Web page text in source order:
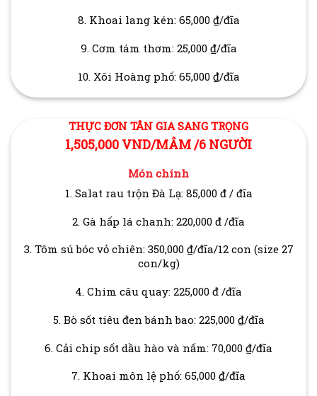
8. Khoai lang kén: 65,000 ₫/đĩa
9. Cơm tám thơm: 25,000 ₫/đĩa
10. Xôi Hoàng phố: 65,000 ₫/đĩa
THỰC ĐƠN TÂN GIA SANG TRỌNG
1,505,000 VND/MÂM /6 NGƯỜI
Món chính
1. Salat rau trộn Đà Lạ: 85,000 đ / đĩa
2. Gà hấp lá chanh: 220,000 đ /đĩa
3. Tôm sú bóc vỏ chiên: 350,000 ₫/đĩa/12 con (size 27
con/kg)
4. Chim câu quay: 225,000 đ /đĩa
5. Bò sốt tiêu đen bánh bao: 225,000 ₫/đĩa
6. Cải chip sốt dầu hào và nấm: 70,000 ₫/đĩa
7. Khoai môn lệ phố: 65,000 ₫/đĩa